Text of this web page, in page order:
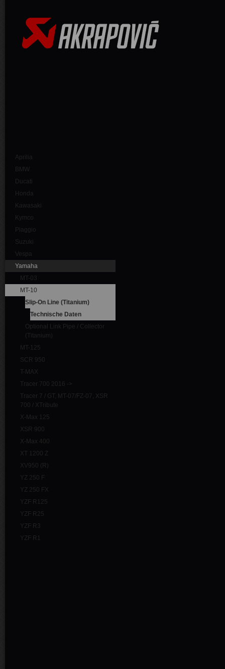
Aprilia
BMW
Ducati
Honda
Kawasaki
Kymco
Piaggio
Suzuki
Vespa
Yamaha
MT-03
MT-10
Slip-On Line (Titanium)
Technische Daten
Optional Link Pipe / Collector
(Titanium)
MT-125
SCR 950
T-MAX
Tracer 700 2016 ->
Tracer 7 / GT, MT-07/FZ-07, XSR
700 / XTribute
X-Max 125
XSR 900
X-Max 400
XT 1200 Z
XV950 (R)
YZ 250 F
YZ 250 FX
YZF R125
YZF R25
YZF R3
YZF R1